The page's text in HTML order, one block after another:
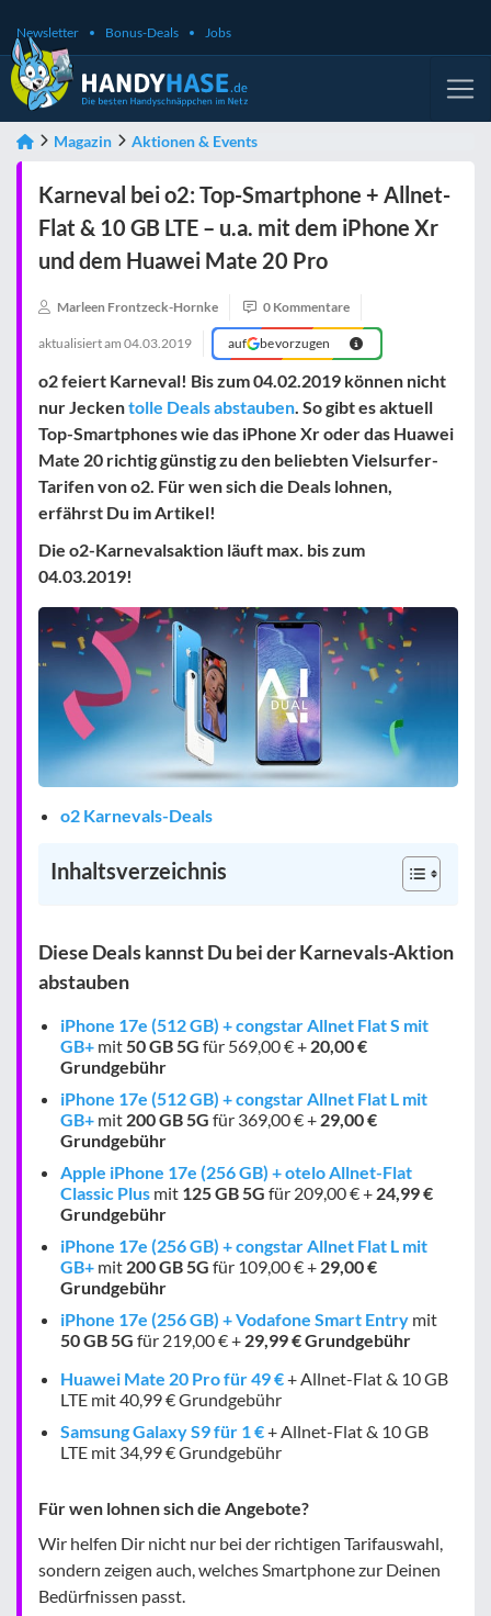
Newsletter Bonus-Deals Jobs
Magazin Aktionen & Events
Karneval bei o2: Top-Smartphone + Allnet-
Flat & 10 GB LTE – u.a. mit dem iPhone Xr
und dem Huawei Mate 20 Pro
Marleen Frontzeck-Hornke 0 Kommentare
aktualisiert am 04.03.2019 auf bevorzugen
o2 feiert Karneval! Bis zum 04.02.2019 können nicht
nur Jeckentolle Deals abstauben. So gibt es aktuell
Top-Smartphones wie das iPhone Xr oder das Huawei
Mate 20 richtig günstig zu den beliebten Vielsurfer-
Tarifen von o2. Für wen sich die Deals lohnen,
erfährst Du im Artikel!
Die o2-Karnevalsaktion läuft max. bis zum
04.03.2019!
o2 Karnevals-Deals
Inhaltsverzeichnis
Diese Deals kannst Du bei der Karnevals-Aktion
abstauben
iPhone 17e (512 GB) + congstar Allnet Flat S mit
GB+ mit 50 GB 5G für 569,00 € + 20,00 €
Grundgebühr
iPhone 17e (512 GB) + congstar Allnet Flat L mit
GB+ mit 200 GB 5G für 369,00 € + 29,00 €
Grundgebühr
Apple iPhone 17e (256 GB) + otelo Allnet-Flat
Classic Plus mit 125 GB 5G für 209,00 € + 24,99 €
Grundgebühr
iPhone 17e (256 GB) + congstar Allnet Flat L mit
GB+ mit 200 GB 5G für 109,00 € + 29,00 €
Grundgebühr
iPhone 17e (256 GB) + Vodafone Smart Entry mit
50 GB 5G für 219,00 € + 29,99 € Grundgebühr
Huawei Mate 20 Pro für 49 €+ Allnet-Flat & 10 GB
LTE mit 40,99 € Grundgebühr
Samsung Galaxy S9 für 1 €+ Allnet-Flat & 10 GB
LTE mit 34,99 € Grundgebühr
Für wen lohnen sich die Angebote?
Wir helfen Dir nicht nur bei der richtigen Tarifauswahl,
sondern zeigen auch, welches Smartphone zur Deinen
Bedürfnissen passt.